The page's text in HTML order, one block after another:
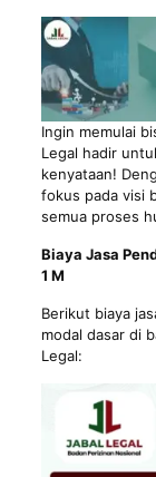
Ingin memulai
Legal hadir
kenyataan!
fokus pada visi
semua proses
Biaya Jasa
1 M
Berikut biaya
modal dasar di
Legal: